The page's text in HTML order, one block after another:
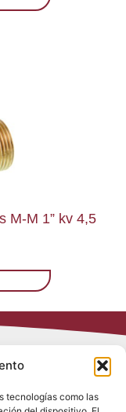
tecnologías como las
M-M 1” kv 4,5